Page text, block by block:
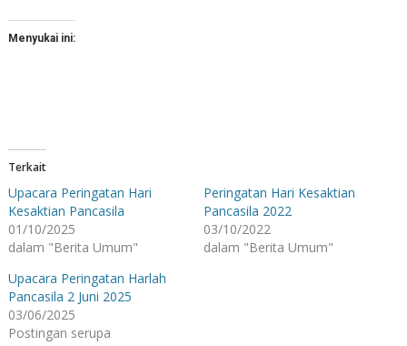
Menyukai ini:
Terkait
Upacara Peringatan Hari
Kesaktian Pancasila
01/10/2025
dalam "Berita Umum"
Peringatan Hari Kesaktian
Pancasila 2022
03/10/2022
dalam "Berita Umum"
Upacara Peringatan Harlah
Pancasila 2 Juni 2025
03/06/2025
Postingan serupa